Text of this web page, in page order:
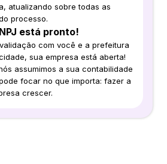
atualizando sobre todas as
processo.
está pronto!
com você e a prefeitura
sua empresa está aberta!
assumimos a sua contabilidade
focar no que importa: fazer a
crescer.